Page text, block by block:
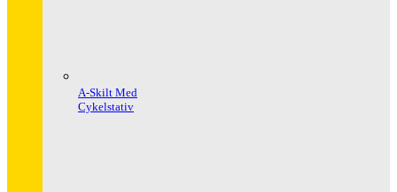
A-Skilt Med
Cykelstativ